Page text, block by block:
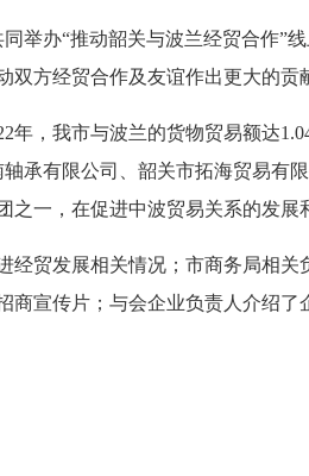
办“推动韶关与波兰经贸合作”
动双方经贸合作及友谊作出更大
，我市与波兰的货物贸易额达
承有限公司、韶关市拓海贸易有
之一，在促进中波贸易关系的
发展相关情况；市商务局相关
宣传片；与会企业负责人介绍